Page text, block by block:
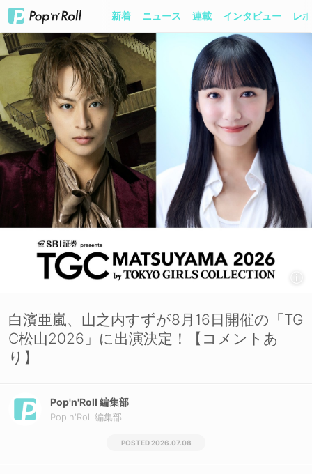
新着 ニュース 連載 インタビュー レ
白濱亜嵐、山之内すずが8月16日開催の「TG
C松山2026」に出演決定！【コメントあ
り】
Pop'n'Roll 編集部
Pop'n'Roll 編集部
2026.07.08